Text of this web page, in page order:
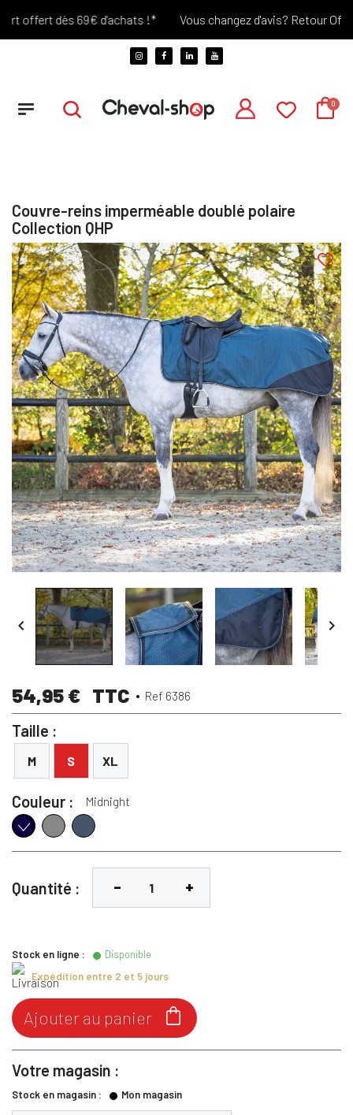
offert dès 69€ d'achats !* Vous changez d'avis? Retour
Couvre-reins imperméable doublé polaire
Collection QHP
 
54,95 € TTC Ref 6386
Taille :
M S XL
Couleur : Midnight
MidnightGrey reflective
Mystic Blue
Quantité :
Stock en ligne :
Disponible
Expédition entre 2 et 5 jours

Ajouter au panier
Votre magasin :
Stock en magasin : Mon magasin